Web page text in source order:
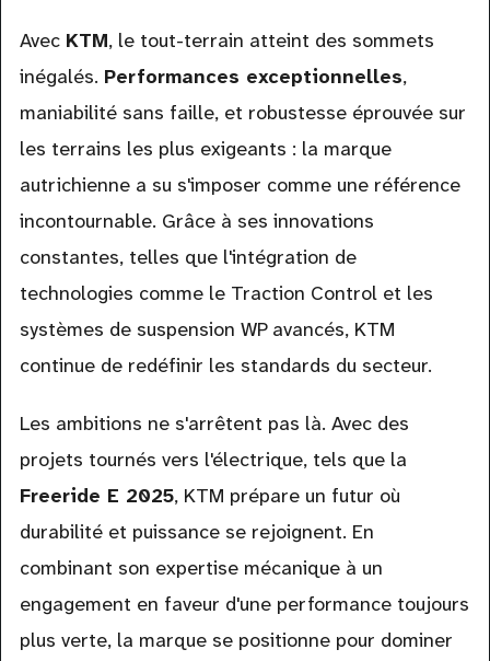
Avec KTM, le tout-terrain atteint des sommets
inégalés. Performances exceptionnelles,
maniabilité sans faille, et robustesse éprouvée sur
les terrains les plus exigeants : la marque
autrichienne a su s'imposer comme une référence
incontournable. Grâce à ses innovations
constantes, telles que l'intégration de
technologies comme le Traction Control et les
systèmes de suspension WP avancés, KTM
continue de redéfinir les standards du secteur.
Les ambitions ne s'arrêtent pas là. Avec des
projets tournés vers l'électrique, tels que la
Freeride E 2025, KTM prépare un futur où
durabilité et puissance se rejoignent. En
combinant son expertise mécanique à un
engagement en faveur d'une performance toujours
plus verte, la marque se positionne pour dominer